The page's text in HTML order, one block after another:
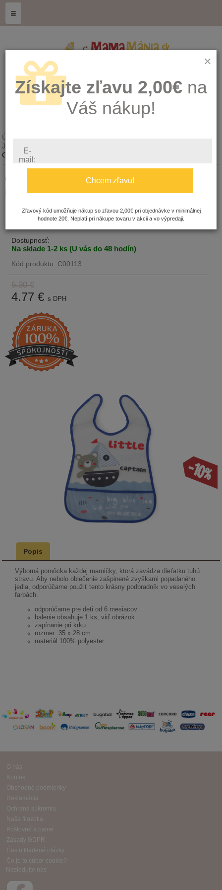
≡
Úvod
Jedálenské potreby a sety
Cangaroo nepremokavý podbradník Macko C00113
Cangaroo nepremokavý podbradník
Macko
Množstvo:
Dostupnosť:
Na sklade 1-2 ks (U vás do 48 hodín)
Kód produktu: C00113
5.30 €
4.77 € s DPH
-10%
Popis
Výborná pomôcka každej mamičky, ktorá zavádza dieťatku tuhú
stravu. Aby nebolo oblečenie zašpinené zvyškami popadaného
jedla, odporúčame použiť tento krásny podbradník vo veselých
farbách.
odporúčame pre deti od 6 mesiacov
balenie obsahuje 1 ks, viď obrázok
zapínanie pri krku
rozmer: 35 x 28 cm
materiál 100% polyester
O nás
Kontakt
Obchodné podmienky
Reklamácia
Ochrana súkromia
Naša filozofia
Poštovné a balné
Zásady GDPR
Často kladené otázky
Čo je to súbor cookie?
Nasledujte nás
×
Získajte zľavu 2,00€ na
Váš nákup!
E-
mail:
Chcem zľavu!
Zľavový kód umožňuje nákup so zľavou 2,00€ pri objednávke v minimálnej
hodnote 20€. Neplatí pri nákupe tovaru v akcii a vo výpredaji.